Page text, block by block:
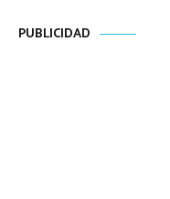
PUBLICIDAD